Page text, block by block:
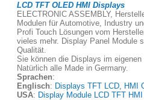
LCD TFT OLED HMI Displays
ELECTRONIC ASSEMBLY,
Modulen für Automotive, Industry
Profi Touch Lösungen vom
vieles mehr. Display Panel Module
Qualität.
Sie können die Displays im
Natürlich alle Made in Germany.
Sprachen:
Englisch: Displays TFT LCD, HMI
USA: Display Module LCD TFT